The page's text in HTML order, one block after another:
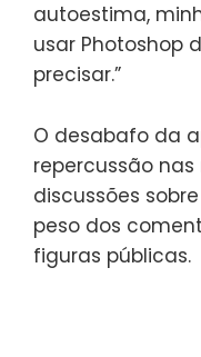
autoestima,
usar Photoshop
precisar.”
O desabafo da
repercussão
discussões
peso dos
figuras públicas.